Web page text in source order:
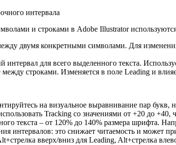
и строками в Adobe Illustrator
двумя конкретными символами. Для
интервал для всего выделенного текста.
между строками. Изменяется в поле Leading и
на визуальное выравнивание пар
Tracking со значениями от +20 до +40,
текста – от 120% до 140% размера шрифта.
интервалов: это снижает читаемость и может
вверх/вниз для Leading, Alt+стрелка